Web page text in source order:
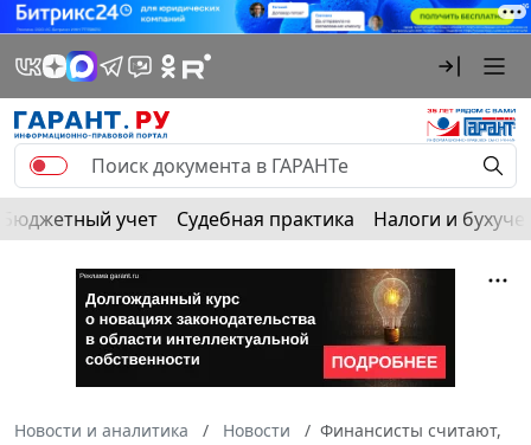
Бюджетный учет Судебная практика Налоги и
Новости и аналитика Новости
Финансисты считают,